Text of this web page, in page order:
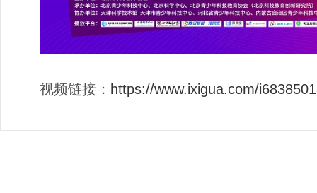
视频链接： https://www.ixigua.com/